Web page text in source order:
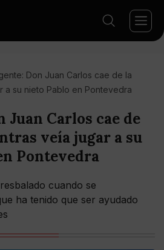
Don Juan Carlos cae de la
a su nieto Pablo en Pontevedra
Juan Carlos cae de
veía jugar a su
Pontevedra
cuando se
ha tenido que ser ayudado